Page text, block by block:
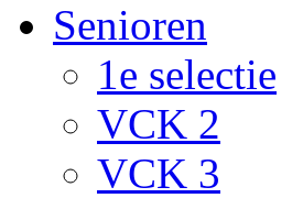
Senioren
1e selectie
VCK 2
VCK 3